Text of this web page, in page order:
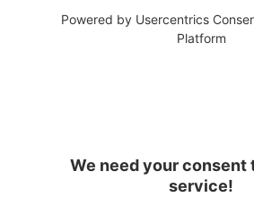
Powered by Usercentrics
Platform
We need your consent
service!